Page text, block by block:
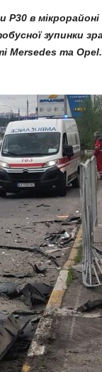
Р30 в
зупинки
Mersedes та